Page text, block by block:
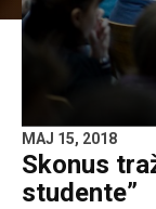
MAJ 15, 2018
Skonus
studente”